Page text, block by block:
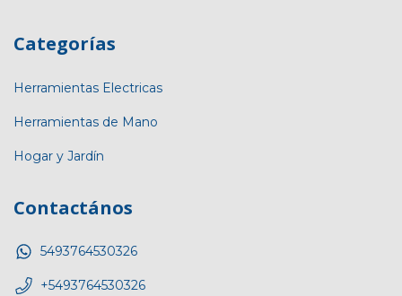
Categorías
Herramientas Electricas
Herramientas de Mano
Hogar y Jardín
Contactános
5493764530326
+5493764530326